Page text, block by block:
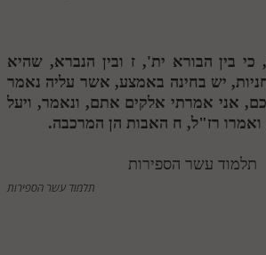
כי בין הבורא ית',ז ובין הנברא, שהיא
יש בחינה באמצע, אשר עליה נאמר
אני אמרתי אלקים אתם, ונאמר, ויעל
רז"ל, ח האבות הן המרכבה.
תלמוד עשר הספירות